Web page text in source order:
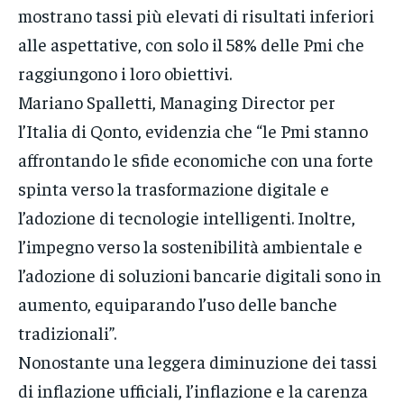
mostrano tassi più elevati di risultati inferiori
alle aspettative, con solo il 58% delle Pmi che
raggiungono i loro obiettivi.
Mariano Spalletti, Managing Director per
l’Italia di Qonto, evidenzia che “le Pmi stanno
affrontando le sfide economiche con una forte
spinta verso la trasformazione digitale e
l’adozione di tecnologie intelligenti. Inoltre,
l’impegno verso la sostenibilità ambientale e
l’adozione di soluzioni bancarie digitali sono in
aumento, equiparando l’uso delle banche
tradizionali”.
Nonostante una leggera diminuzione dei tassi
di inflazione ufficiali, l’inflazione e la carenza